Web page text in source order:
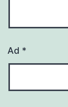
Ad *